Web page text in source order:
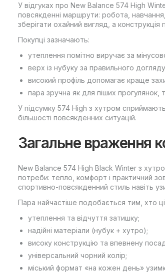
У відгуках про New Balance 574 High
повсякденні маршрути: робота,
зберігати охайний вигляд, а конструкція
Покупці зазначають:
утеплення помітно виручає за
верх із нубуку за правильного
високий профіль допомагає краще
пара зручна як для піших прогулянок,
У підсумку 574 High з хутром
більшості повсякденних ситуацій.
Загальне враження
New Balance 574 High Black Winter з
потреби: тепло, комфорт і практичний
спортивно-повсякденний стиль навіть
Пара найчастіше подобається тим, хто
утеплення та відчуття затишку;
надійні матеріали (нубук + хутро);
високу конструкцію та впевнену
універсальний чорний колір;
міський формат «на кожен день»